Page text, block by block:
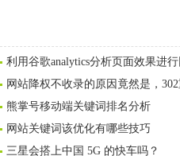
利用谷歌analytics分析页面效果进
网站降权不收录的原因竟然是，302
熊掌号移动端关键词排名分析
网站关键词该优化有哪些技巧
三星会搭上中国 5G 的快车吗？